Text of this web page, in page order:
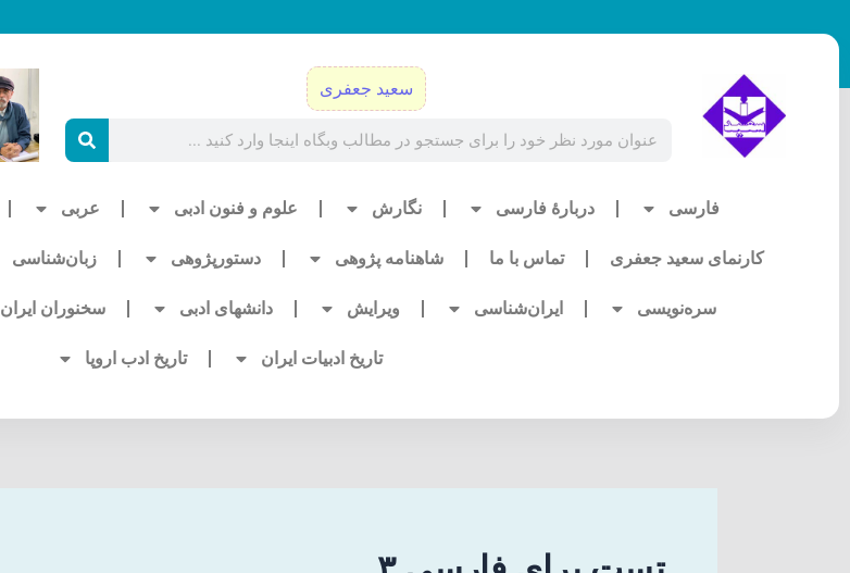
به
سعید جعفری
فارسی دربارۀ فارسی نگارش علوم و فنون ادبی عربی
کارنمای سعید جعفری تماس با ما شاهنامه پژوهی دستورپژوهی زبان‌شناسی
سره‌نویسی ایران‌شناسی ویرایش دانشهای ادبی سخنوران ایران
تاریخ ادبیات ایران تاریخ ادب اروپا